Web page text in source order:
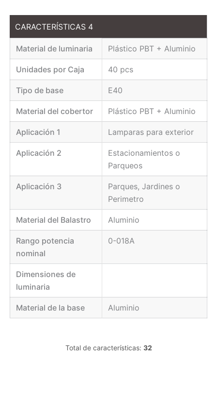
CARACTERÍSTICAS 4
Material de luminaria Plástico PBT + Aluminio
Unidades por Caja 40 pcs
Tipo de base E40
Material del cobertor Plástico PBT + Aluminio
Aplicación 1 Lamparas para exterior
Aplicación 2
Estacionamientos o
Parqueos
Aplicación 3
Parques, Jardines o
Perimetro
Material del Balastro Aluminio
Rango potencia
nominal
0-018A
Dimensiones de
luminaria
Material de la base Aluminio
Total de características: 32